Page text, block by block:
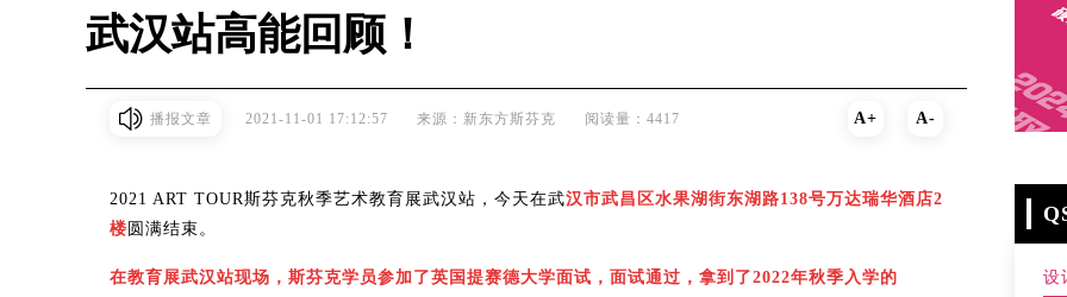
武汉站高能回顾！
播报文章 2021-11-01 17:12:57 来源：新东方斯芬克 阅读量：4417 A+ A-
2021 ART TOUR斯芬克秋季艺术教育展武汉站，今天在武汉市武昌区水果湖街东湖路138号万达瑞华酒店2
楼 圆满结束。
在教育展武汉站现场，斯芬克学员参加了英国提赛德大学面试，面试通过，拿到了2022年秋季入学的
设